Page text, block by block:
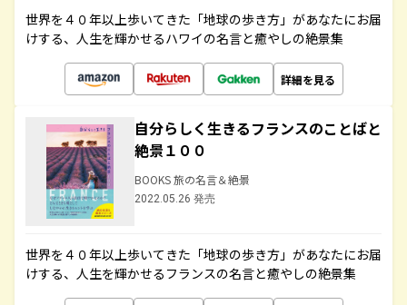
世界を４０年以上歩いてきた「地球の歩き方」があなたにお届
けする、人生を輝かせるハワイの名言と癒やしの絶景集
詳細を見る
自分らしく生きるフランスのことばと
絶景１００
BOOKS 旅の名言＆絶景
2022.05.26 発売
世界を４０年以上歩いてきた「地球の歩き方」があなたにお届
けする、人生を輝かせるフランスの名言と癒やしの絶景集